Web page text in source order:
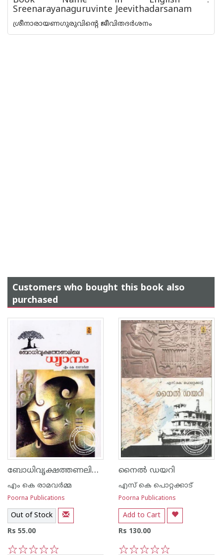
Sreenarayanaguruvinte Jeevithadarsanam
ശ്രീനാരായണഗുരുവിന്റെ ജീവിതദര്‍ശനം
Customers who bought this book also
purchased
ബോധിവൃക്ഷത്തണലിലെ ധ്യാനം
എം കെ രാമവര്‍മ്മ
Poorna Publications
Out of Stock
Rs 55.00
നൈല്‍ ഡയറി
എസ്‌ കെ പൊറ്റക്കാട്‌
Poorna Publications
Add to Cart
Rs 130.00